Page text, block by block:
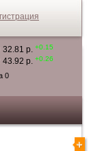
0
32.81 р. +0.15
43.92 р. +0.26